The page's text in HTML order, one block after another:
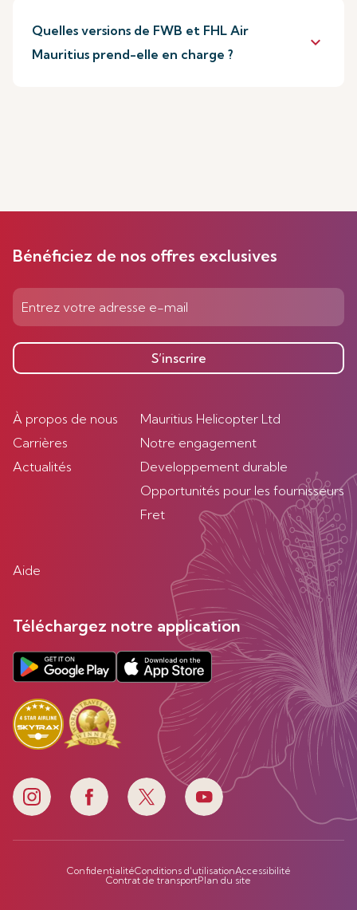
Quelles versions de FWB et FHL Air
Mauritius prend-elle en charge ?
keyboard_arrow_down
Bénéficiez de nos offres exclusives
S’inscrire
À propos de nous
Carrières
Actualités
Mauritius Helicopter Ltd
Notre engagement
Developpement durable
Opportunités pour les fournisseurs
Fret
Aide
Téléchargez notre application
ConfidentialitéConditions d'utilisationAccessibilité
Contrat de transportPlan du site